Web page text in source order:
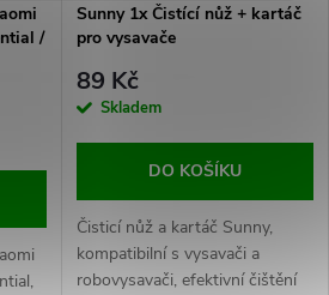
/
Sunny 1x Čistící nůž + kartáč
pro vysavače
89 Kč
Skladem
DO KOŠÍKU
Čisticí nůž a kartáč Sunny,
kompatibilní s vysavači a
robovysavači, efektivní čištění